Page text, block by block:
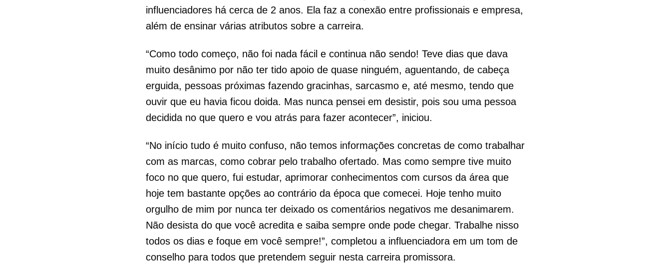
influenciadores há cerca de 2 anos. Ela faz a conexão entre profissionais e empresa,
além de ensinar várias atributos sobre a carreira.
“Como todo começo, não foi nada fácil e continua não sendo! Teve dias que dava
muito desânimo por não ter tido apoio de quase ninguém, aguentando, de cabeça
erguida, pessoas próximas fazendo gracinhas, sarcasmo e, até mesmo, tendo que
ouvir que eu havia ficou doida. Mas nunca pensei em desistir, pois sou uma pessoa
decidida no que quero e vou atrás para fazer acontecer”, iniciou.
“No início tudo é muito confuso, não temos informações concretas de como trabalhar
com as marcas, como cobrar pelo trabalho ofertado. Mas como sempre tive muito
foco no que quero, fui estudar, aprimorar conhecimentos com cursos da área que
hoje tem bastante opções ao contrário da época que comecei. Hoje tenho muito
orgulho de mim por nunca ter deixado os comentários negativos me desanimarem.
Não desista do que você acredita e saiba sempre onde pode chegar. Trabalhe nisso
todos os dias e foque em você sempre!”, completou a influenciadora em um tom de
conselho para todos que pretendem seguir nesta carreira promissora.